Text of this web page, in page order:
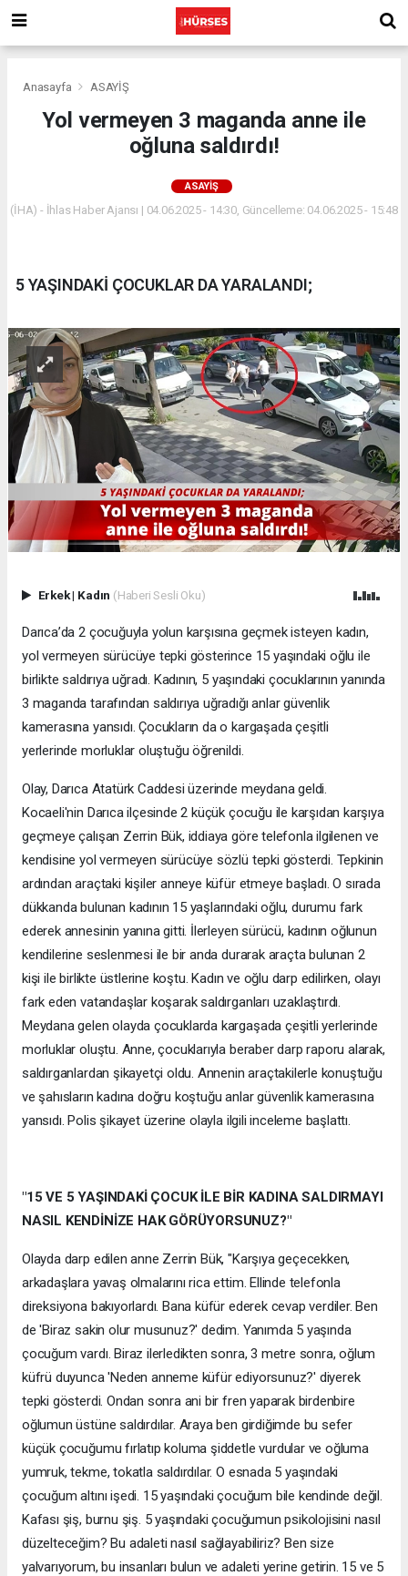
Anasayfa ASAYİŞ
Yol vermeyen 3 maganda anne ile
oğluna saldırdı!
ASAYİŞ
(İHA) - İhlas Haber Ajansı | 04.06.2025 - 14:30, Güncelleme: 04.06.2025 - 15:48
5 YAŞINDAKİ ÇOCUKLAR DA YARALANDI;
Erkek| Kadın (Haberi Sesli Oku)
Darıca’da 2 çocuğuyla yolun karşısına geçmek isteyen kadın,
yol vermeyen sürücüye tepki gösterince 15 yaşındaki oğlu ile
birlikte saldırıya uğradı. Kadının, 5 yaşındaki çocuklarının yanında
3 maganda tarafından saldırıya uğradığı anlar güvenlik
kamerasına yansıdı. Çocukların da o kargaşada çeşitli
yerlerinde morluklar oluştuğu öğrenildi.
Olay, Darıca Atatürk Caddesi üzerinde meydana geldi.
Kocaeli'nin Darıca ilçesinde 2 küçük çocuğu ile karşıdan karşıya
geçmeye çalışan Zerrin Bük, iddiaya göre telefonla ilgilenen ve
kendisine yol vermeyen sürücüye sözlü tepki gösterdi. Tepkinin
ardından araçtaki kişiler anneye küfür etmeye başladı. O sırada
dükkanda bulunan kadının 15 yaşlarındaki oğlu, durumu fark
ederek annesinin yanına gitti. İlerleyen sürücü, kadının oğlunun
kendilerine seslenmesi ile bir anda durarak araçta bulunan 2
kişi ile birlikte üstlerine koştu. Kadın ve oğlu darp edilirken, olayı
fark eden vatandaşlar koşarak saldırganları uzaklaştırdı.
Meydana gelen olayda çocuklarda kargaşada çeşitli yerlerinde
morluklar oluştu. Anne, çocuklarıyla beraber darp raporu alarak,
saldırganlardan şikayetçi oldu. Annenin araçtakilerle konuştuğu
ve şahısların kadına doğru koştuğu anlar güvenlik kamerasına
yansıdı. Polis şikayet üzerine olayla ilgili inceleme başlattı.
"15 VE 5 YAŞINDAKİ ÇOCUK İLE BİR KADINA SALDIRMAYI
NASIL KENDİNİZE HAK GÖRÜYORSUNUZ?"
Olayda darp edilen anne Zerrin Bük, "Karşıya geçecekken,
arkadaşlara yavaş olmalarını rica ettim. Ellinde telefonla
direksiyona bakıyorlardı. Bana küfür ederek cevap verdiler. Ben
de 'Biraz sakin olur musunuz?' dedim. Yanımda 5 yaşında
çocuğum vardı. Biraz ilerledikten sonra, 3 metre sonra, oğlum
küfrü duyunca 'Neden anneme küfür ediyorsunuz?' diyerek
tepki gösterdi. Ondan sonra ani bir fren yaparak birdenbire
oğlumun üstüne saldırdılar. Araya ben girdiğimde bu sefer
küçük çocuğumu fırlatıp koluma şiddetle vurdular ve oğluma
yumruk, tekme, tokatla saldırdılar. O esnada 5 yaşındaki
çocuğum altını işedi. 15 yaşındaki çocuğum bile kendinde değil.
Kafası şiş, burnu şiş. 5 yaşındaki çocuğumun psikolojisini nasıl
düzelteceğim? Bu adaleti nasıl sağlayabiliriz? Ben size
yalvarıyorum, bu insanları bulun ve adaleti yerine getirin. 15 ve 5